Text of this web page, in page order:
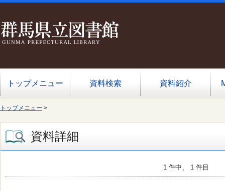
トップメニュー 資料検索 資料紹介
トップメニュー >
資料詳細
1 件中、 1 件目